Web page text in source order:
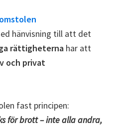
hänvisning till att det
rättigheterna har att
och privat
fast principen:
för brott – inte alla andra,